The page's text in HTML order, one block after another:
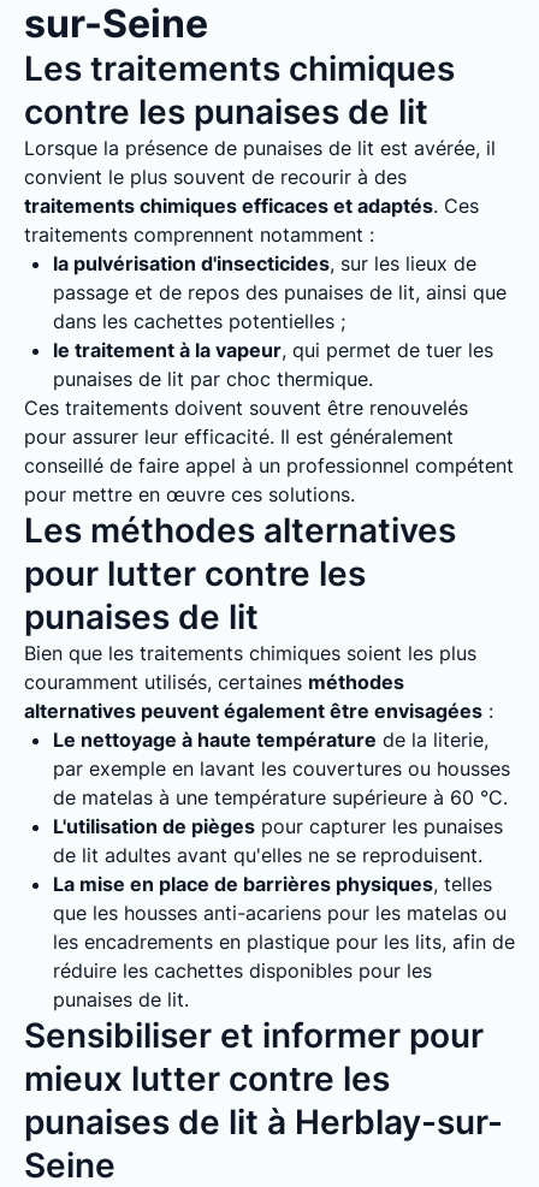
sur-Seine
Les traitements chimiques
contre les punaises de lit
Lorsque la présence de punaises de lit est avérée, il
convient le plus souvent de recourir à des
traitements chimiques efficaces et adaptés. Ces
traitements comprennent notamment :
la pulvérisation d'insecticides, sur les lieux de
passage et de repos des punaises de lit, ainsi que
dans les cachettes potentielles ;
le traitement à la vapeur, qui permet de tuer les
punaises de lit par choc thermique.
Ces traitements doivent souvent être renouvelés
pour assurer leur efficacité. Il est généralement
conseillé de faire appel à un professionnel compétent
pour mettre en œuvre ces solutions.
Les méthodes alternatives
pour lutter contre les
punaises de lit
Bien que les traitements chimiques soient les plus
couramment utilisés, certaines méthodes
alternatives peuvent également être envisagées :
Le nettoyage à haute température de la literie,
par exemple en lavant les couvertures ou housses
de matelas à une température supérieure à 60 °C.
L'utilisation de pièges pour capturer les punaises
de lit adultes avant qu'elles ne se reproduisent.
La mise en place de barrières physiques, telles
que les housses anti-acariens pour les matelas ou
les encadrements en plastique pour les lits, afin de
réduire les cachettes disponibles pour les
punaises de lit.
Sensibiliser et informer pour
mieux lutter contre les
punaises de lit à Herblay-sur-
Seine